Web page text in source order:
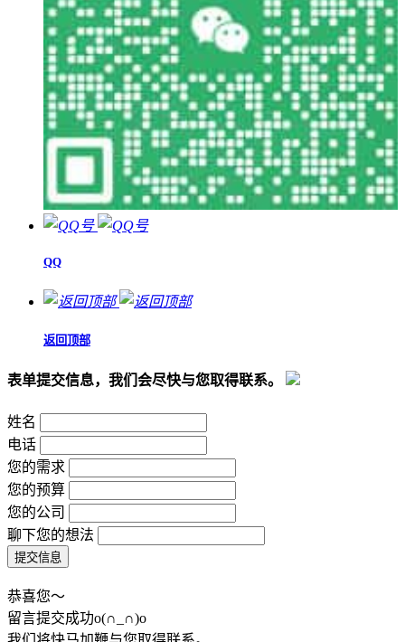
QQ
返回顶部
表单提交信息，我们会尽快与您取得联系。
姓名
电话
您的需求
您的预算
您的公司
聊下您的想法
恭喜您～
留言提交成功o(∩_∩)o